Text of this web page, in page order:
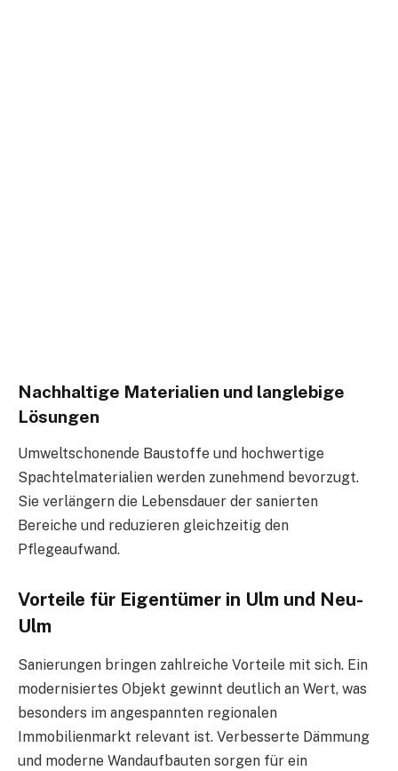
Nachhaltige Materialien und langlebige
Lösungen
Umweltschonende Baustoffe und hochwertige
Spachtelmaterialien werden zunehmend bevorzugt.
Sie verlängern die Lebensdauer der sanierten
Bereiche und reduzieren gleichzeitig den
Pflegeaufwand.
Vorteile für Eigentümer in Ulm und Neu-
Ulm
Sanierungen bringen zahlreiche Vorteile mit sich. Ein
modernisiertes Objekt gewinnt deutlich an Wert, was
besonders im angespannten regionalen
Immobilienmarkt relevant ist. Verbesserte Dämmung
und moderne Wandaufbauten sorgen für ein